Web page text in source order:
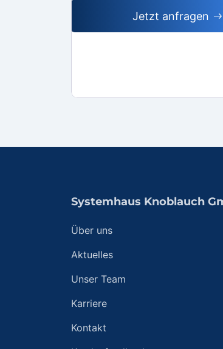
Jetzt anfragen
Systemhaus Knoblauch
Über uns
Aktuelles
Unser Team
Karriere
Kontakt